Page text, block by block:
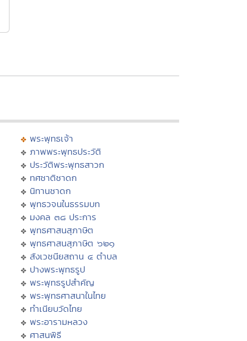
พระพุทธเจ้า
ภาพพระพุทธประวัติ
ประวัติพระพุทธสาวก
ทศชาติชาดก
นิทานชาดก
พุทธวจนในธรรมบท
มงคล ๓๘ ประการ
พุทธศาสนสุภาษิต
พุทธศาสนสุภาษิต ๖๒๑
สังเวชนียสถาน ๔ ตำบล
ปางพระพุทธรูป
พระพุทธรูปสำคัญ
พระพุทธศาสนาในไทย
ทำเนียบวัดไทย
พระอารามหลวง
ศาสนพิธี